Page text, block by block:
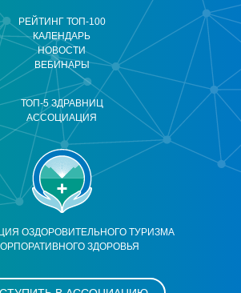
ОЗДОРОВИТЕЛЬНОГО ТУРИЗМА
ЗДОРОВЬЯ
РЕЙТИНГ ТОП-100
КАЛЕНДАРЬ
НОВОСТИ
ВЕБИНАРЫ
ТОП-5 ЗДРАВНИЦ
АССОЦИАЦИЯ